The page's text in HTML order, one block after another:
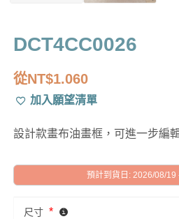
DCT4CC0026
從NT$1.060
加入願望清單
設計款畫布油畫框，可進一步編
預計到貨日: 2026/08/19
尺寸 *